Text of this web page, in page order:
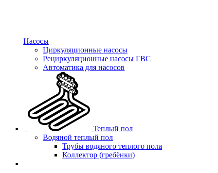
Насосы
Циркуляционные насосы
Рециркуляционные насосы ГВС
Автоматика для насосов
Теплый пол
Водяной теплый пол
Трубы водяного теплого пола
Коллектор (гребёнки)